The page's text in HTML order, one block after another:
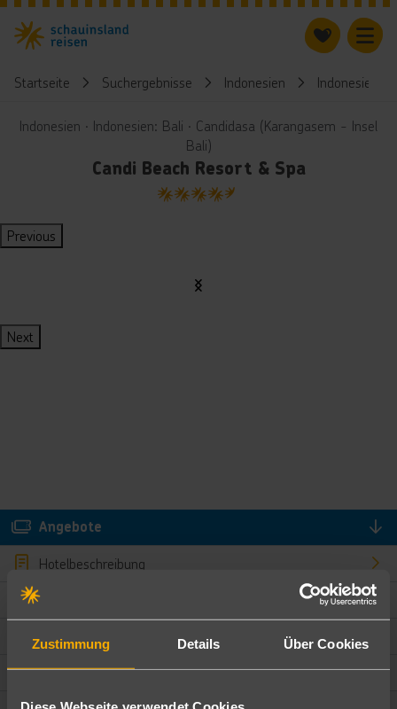
Zustimmung Details Über Cookies
Startseite Suchergebnisse Indonesien Indonesien:
Indonesien ∙ Indonesien: Bali ∙ Candidasa (Karangasem - Insel
Bali)
Candi Beach Resort & Spa
4.5
Previous
Next
Angebote
Hotelbeschreibung
Hotelmerkmale
Bewertungen
Lage und Umgebung